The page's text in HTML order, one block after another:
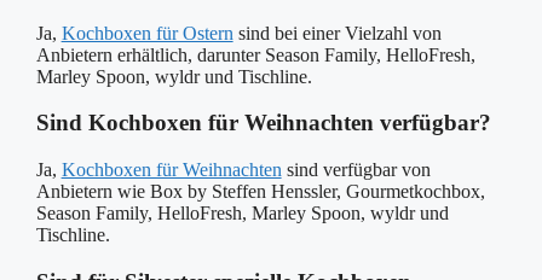
Ja, Kochboxen für Ostern sind bei einer Vielzahl von
Anbietern erhältlich, darunter Season Family, HelloFresh,
Marley Spoon, wyldr und Tischline.
Sind Kochboxen für Weihnachten verfügbar?
Ja, Kochboxen für Weihnachten sind verfügbar von
Anbietern wie Box by Steffen Henssler, Gourmetkochbox,
Season Family, HelloFresh, Marley Spoon, wyldr und
Tischline.